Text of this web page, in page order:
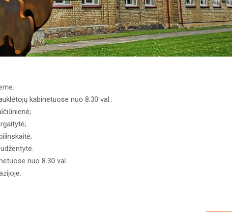
kabinetuose nuo 8.30 val.:
nuo 8.30 val.